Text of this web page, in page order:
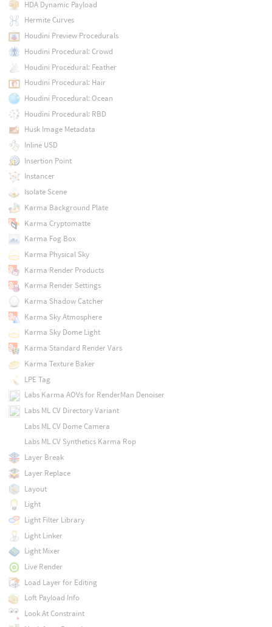
HDA Dynamic Payload
Hermite Curves
Houdini Preview Procedurals
Houdini Procedural: Crowd
Houdini Procedural: Feather
Houdini Procedural: Hair
Houdini Procedural: Ocean
Houdini Procedural: RBD
Husk Image Metadata
Inline USD
Insertion Point
Instancer
Isolate Scene
Karma Background Plate
Karma Cryptomatte
Karma Fog Box
Karma Physical Sky
Karma Render Products
Karma Render Settings
Karma Shadow Catcher
Karma Sky Atmosphere
Karma Sky Dome Light
Karma Standard Render Vars
Karma Texture Baker
LPE Tag
Labs Karma AOVs for RenderMan Denoiser
Labs ML CV Directory Variant
Labs ML CV Dome Camera
Labs ML CV Synthetics Karma Rop
Layer Break
Layer Replace
Layout
Light
Light Filter Library
Light Linker
Light Mixer
Live Render
Load Layer for Editing
Loft Payload Info
Look At Constraint